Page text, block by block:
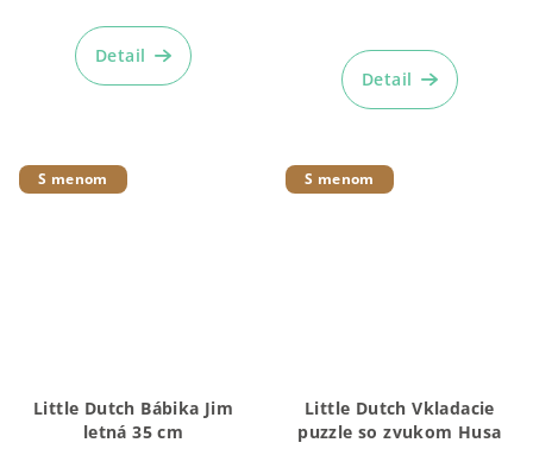
Detail
Detail
S menom
Little Dutch Bábika Jim
letná 35 cm
S menom
Little Dutch Vkladacie
puzzle so zvukom Husa